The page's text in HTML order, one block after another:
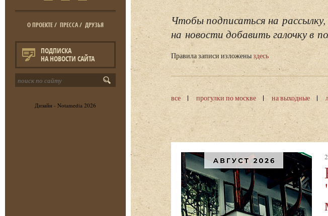
О ПРОЕКТЕ/ ПРЕССА/ ДРУЗЬЯ
ПОДПИСКА
НА НОВОСТИ САЙТА
Дизайн - Notamedia 2026
Чтобы подписаться на
на новости добавить галочку в
Правила записи изложеныздесь
все прогулки по москве на выходные